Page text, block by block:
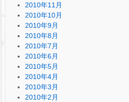
2010年11月
2010年10月
2010年9月
2010年8月
2010年7月
2010年6月
2010年5月
2010年4月
2010年3月
2010年2月